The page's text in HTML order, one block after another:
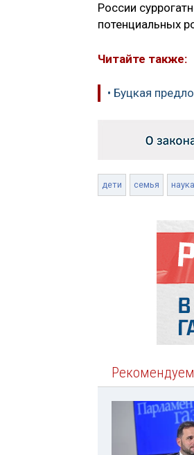
России
потенциальных
Читайте также:
• Буцкая
дети семья наука